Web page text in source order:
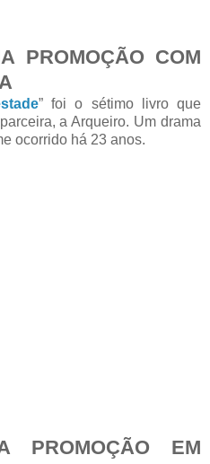
PROMOÇÃO COM
” foi o sétimo livro que
a Arqueiro. Um drama
ocorrido há 23 anos.
PROMOÇÃO EM